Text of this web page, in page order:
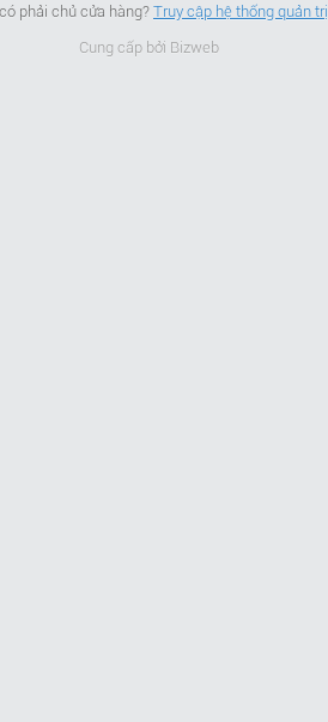
phải chủ cửa hàng?Truy cập hệ thống quản trị
Cung cấp bởi Bizweb